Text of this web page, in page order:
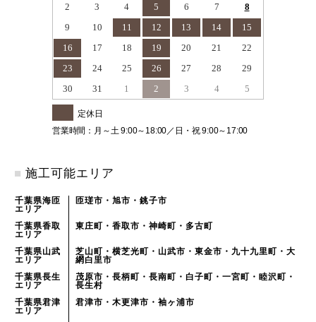
2
3 4 5 6 7
8
9
10 11 12 13 14
15
16
17 18 19 20 21
22
23
24 25 26 27 28
29
30
31 1 2 3 4 5
定休日
営業時間：月～土 9:00～18:00／日・祝 9:00～17:00
■ 施工可能エリア
千葉県海匝
エリア
匝瑳市・旭市・銚子市
千葉県香取
エリア
東庄町・香取市・神崎町・多古町
千葉県山武
エリア
芝山町・横芝光町・山武市・東金市・九十九里町・大
網白里市
千葉県長生
エリア
茂原市・長柄町・長南町・白子町・一宮町・睦沢町・
長生村
千葉県君津
エリア
君津市・木更津市・袖ヶ浦市